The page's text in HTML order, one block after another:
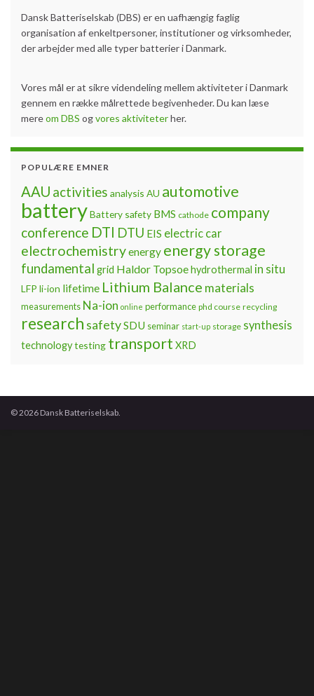
Dansk Batteriselskab (DBS) er en uafhængig faglig
organisation af enkeltpersoner, institutioner og virksomheder,
der arbejder med alle typer batterier i Danmark.
Vores mål er at sikre videndeling mellem aktiviteter i Danmark
gennem en række målrettede begivenheder. Du kan læse
mereom DBS ogvores aktiviteterher.
POPULÆRE EMNER
AAU activities analysis AU automotive
batteryBattery safety BMS cathode company
conference DTI DTU EIS electric car
electrochemistryenergy energy storage
fundamental grid Haldor Topsoehydrothermal in situ
LFP li-ion lifetime Lithium Balance materials
measurements Na-ion online performance phd course recycling
research safetySDU seminar start-up storage synthesis
technologytesting transport XRD
© 2026 Dansk Batteriselskab.